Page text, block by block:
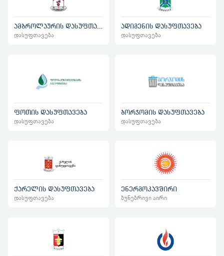
დასუფთავება
ადიგენის დასუფთავება
დასუფთავება
ფოთის დასუფთავება
დასუფთავება
ბორჯომის დასუფთავება
დასუფთავება
ქარელის დასუფთავება
დასუფთავება
ენერგოკავშირი
ბუნებრივი აირი